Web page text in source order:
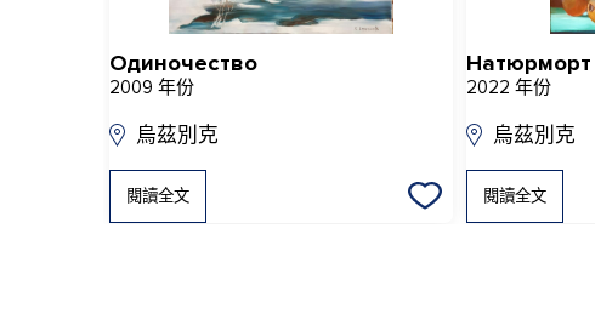
Одиночество
2009 年份
烏茲別克
閱讀全文
Натюрморт
2022 年份
烏茲別克
閱讀全文